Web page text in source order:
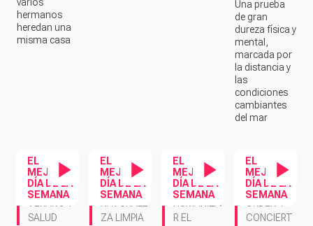
hermanos
heredan una
misma casa
Una prueba
de gran
dureza física y
mental,
marcada por
la distancia y
las
condiciones
cambiantes
del mar
EL
MEJOR
DÍA DE LA
SEMANA
Contenido en vídeo
VERANO Y
SALUD
EL
MEJOR
DÍA DE LA
SEMANA
Contenido en vídeo
NATURALE
ZA LIMPIA
EL
MEJOR
DÍA DE LA
SEMANA
Contenido en vídeo
HUMANIZA
R EL
EL
MEJOR
DÍA DE LA
SEMANA
Contenido en
ORDEN Y
CONCIERT